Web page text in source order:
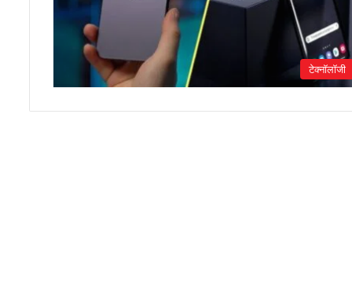
टेक्नॉलॉजी